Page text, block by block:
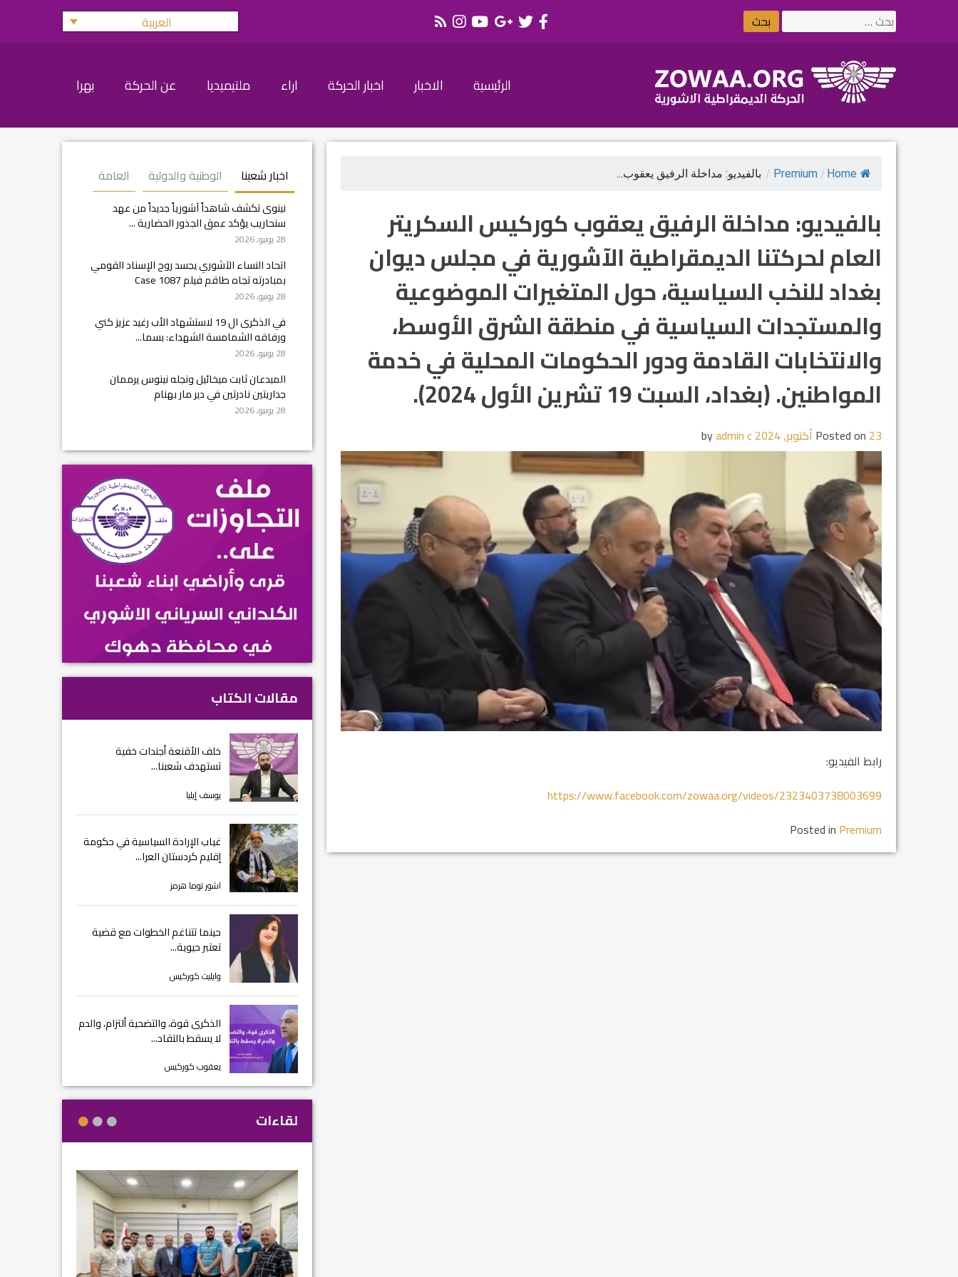
البحث
عن:
العربية
الرئيسية الاخبار اخبار الحركة اراء ملتيميديا عن الحركة بهرا
Home
/
Premium
/ بالفيديو: مداخلة الرفيق يعقوب...
بالفيديو: مداخلة الرفيق يعقوب كوركيس السكريتر
العام لحركتنا الديمقراطية الآشورية في مجلس ديوان
بغداد للنخب السياسية، حول المتغيرات الموضوعية
والمستجدات السياسية في منطقة الشرق الأوسط،
والانتخابات القادمة ودور الحكومات المحلية في خدمة
المواطنين. (بغداد، السبت 19 تشرين الأول 2024).
Posted on 23 أكتوبر, 2024 admin c
رابط الفيديو:
https://www.facebook.com/zowaa.org/videos/2323403738003699
Posted in Premium
اخبار شعبنا الوطنية والدولية العامة
نينوى تكشف شاهداً آشورياً جديداً من عهد
سنحاريب يؤكد عمق الجذور الحضارية ...
28 يونيو, 2026
اتحاد النساء الآشوري يجسد روح الإسناد القومي
بمبادرته تجاه طاقم فيلم Case 1087
28 يونيو, 2026
في الذكرى ال 19 لاستشهاد الأب رغيد عزيز كني
ورفاقه الشمامسة الشهداء: بسما...
28 يونيو, 2026
المبدعان ثابت ميخائيل ونجله نينوس يرممان
جداريتين نادرتين في دير مار بهنام
28 يونيو, 2026
مقالات الكتاب
خلف الأقنعة أجندات خفية
تستهدف شعبنا...
يوسف إيليا
غياب الإرادة السياسية في حكومة
إقليم كردستان العرا...
اشور توما هرمز
حينما تتناغم الخطوات مع قضية
تعتبر حيوية...
وايليت كوركيس
الذكرى قوة، والتضحية ألتزام، والدم
لا يسقط بالتقاد...
يعقوب كوركيس
لقاءات